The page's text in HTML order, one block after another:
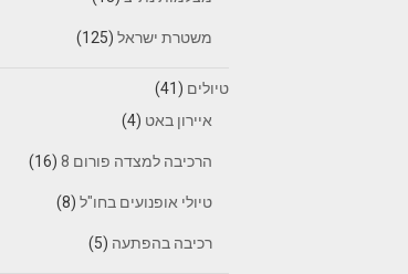
משטרת ישראל (125)
טיולים (41)
איירון באט (4)
הרכיבה למצדה פורום 8 (16)
טיולי אופנועים בחו"ל (8)
רכיבה בהפתעה (5)